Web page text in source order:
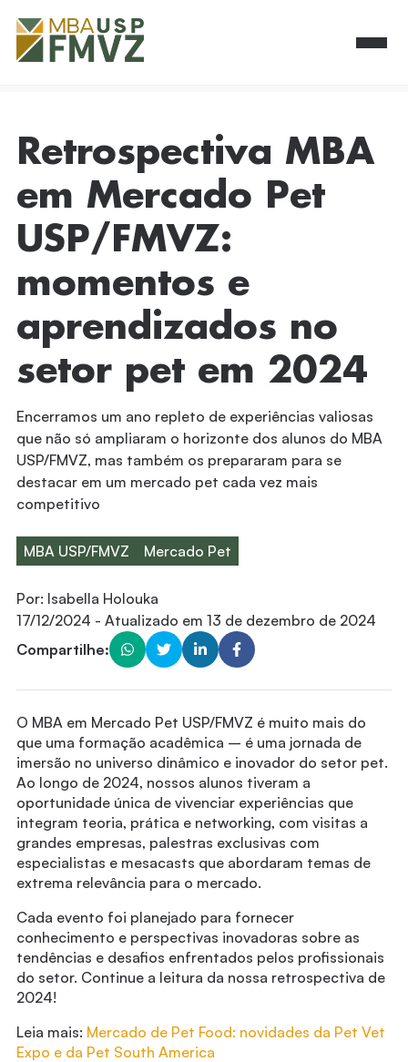
Retrospectiva MBA
em Mercado Pet
USP/FMVZ:
momentos e
aprendizados no
setor pet em 2024
Encerramos um ano repleto de experiências valiosas
que não só ampliaram o horizonte dos alunos do MBA
USP/FMVZ, mas também os prepararam para se
destacar em um mercado pet cada vez mais
competitivo
MBA USP/FMVZ Mercado Pet
Por: Isabella Holouka
17/12/2024 - Atualizado em 13 de dezembro de 2024
Compartilhe:
O MBA em Mercado Pet USP/FMVZ é muito mais do
que uma formação acadêmica – é uma jornada de
imersão no universo dinâmico e inovador do setor pet.
Ao longo de 2024, nossos alunos tiveram a
oportunidade única de vivenciar experiências que
integram teoria, prática e networking, com visitas a
grandes empresas, palestras exclusivas com
especialistas e mesacasts que abordaram temas de
extrema relevância para o mercado.
Cada evento foi planejado para fornecer
conhecimento e perspectivas inovadoras sobre as
tendências e desafios enfrentados pelos profissionais
do setor. Continue a leitura da nossa retrospectiva de
2024!
Leia mais: Mercado de Pet Food: novidades da Pet Vet
Expo e da Pet South America